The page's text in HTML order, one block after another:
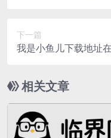
下一篇
我是小鱼儿下载地址
相关文章